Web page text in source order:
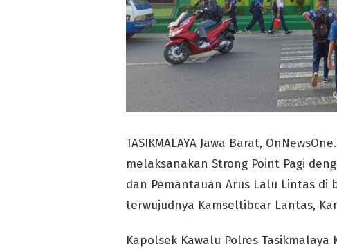
TASIKMALAYA Jawa Barat,
melaksanakan Strong Point Pagi
dan Pemantauan Arus Lalu Lintas
terwujudnya Kamseltibcar Lantas,
Kapolsek Kawalu Polres